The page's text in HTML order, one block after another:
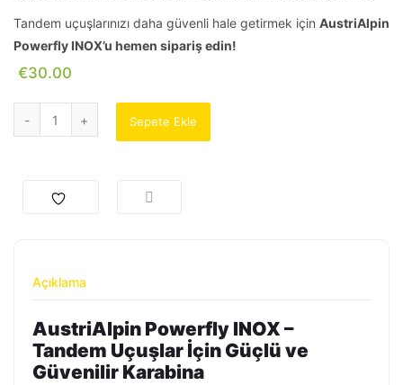
Tandem uçuşlarınızı daha güvenli hale getirmek için AustriAlpin
Powerfly INOX’u hemen sipariş edin!
€30.00
Sepete Ekle
Açıklama
AustriAlpin Powerfly INOX –
Tandem Uçuşlar İçin Güçlü ve
Güvenilir Karabina